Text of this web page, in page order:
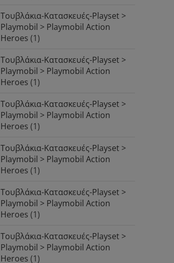
Τουβλάκια-Κατασκευές-Playset >
Playmobil > Playmobil Action
Heroes (1)
Τουβλάκια-Κατασκευές-Playset >
Playmobil > Playmobil Action
Heroes (1)
Τουβλάκια-Κατασκευές-Playset >
Playmobil > Playmobil Action
Heroes (1)
Τουβλάκια-Κατασκευές-Playset >
Playmobil > Playmobil Action
Heroes (1)
Τουβλάκια-Κατασκευές-Playset >
Playmobil > Playmobil Action
Heroes (1)
Τουβλάκια-Κατασκευές-Playset >
Playmobil > Playmobil Action
Heroes (1)